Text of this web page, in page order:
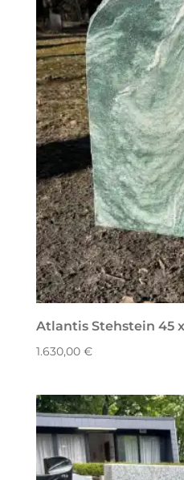
Atlantis Stehstein 45
1.630,00 €